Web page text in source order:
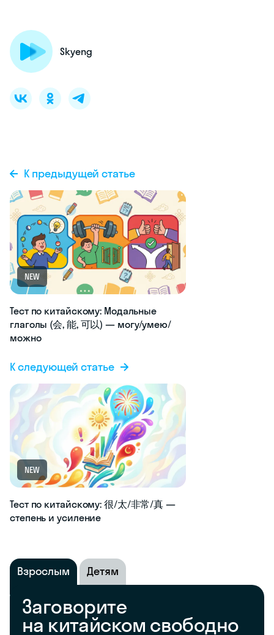
Skyeng
К предыдущей статье
NEW
Тест по китайскому: Модальные
глаголы (会, 能, 可以) — могу/умею/
можно
К следующей статье
NEW
Тест по китайскому: 很/太/非常/真 —
степень и усиление
Взрослым Детям
Заговорите
на китайском свободно